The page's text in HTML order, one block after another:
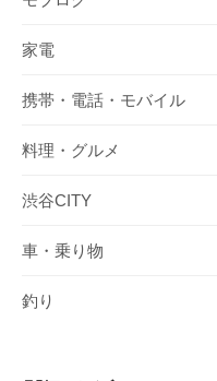
家電
携帯・電話・モバイル
料理・グルメ
渋谷CITY
車・乗り物
釣り